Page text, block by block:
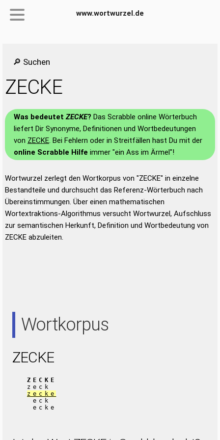
www.wortwurzel.de
🔎 Suchen
ZECKE
Was bedeutetZECKE? Das Scrabble online Wörterbuch
liefert Dir Synonyme, Definitionen und Wortbedeutungen
von ZECKE. Bei Fehlern oder in Streitfällen hast Du mit der
online Scrabble Hilfe immer "ein Ass im Ärmel"!
Wortwurzel zerlegt den Wortkorpus von "ZECKE" in einzelne
Bestandteile und durchsucht das Referenz-Wörterbuch nach
Übereinstimmungen. Über einen mathematischen
Wortextraktions-Algorithmus versucht Wortwurzel, Aufschluss
zur semantischen Herkunft, Definition und Wortbedeutung von
ZECKE abzuleiten.
Wortkorpus
ZECKE
ZECKE
zeck
zecke
eck
ecke